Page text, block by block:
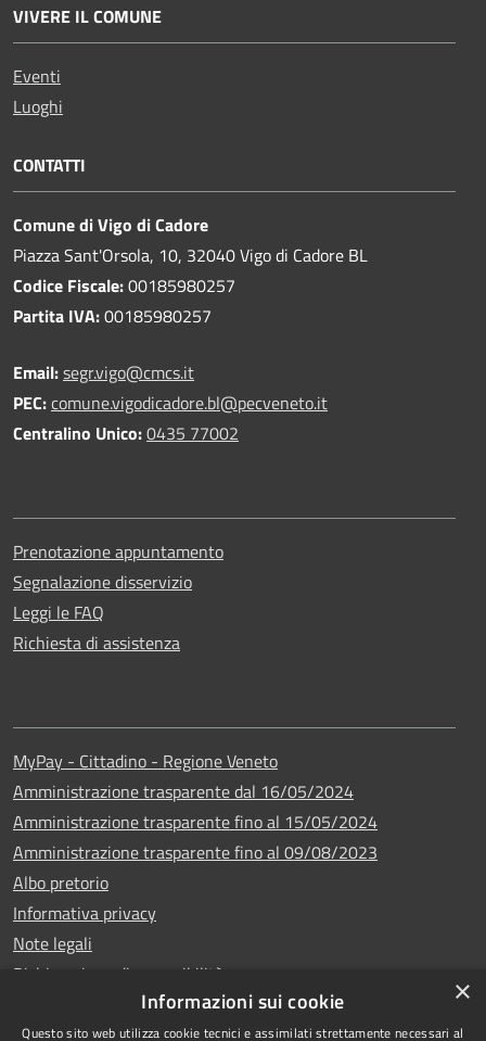
VIVERE IL COMUNE
Eventi
Luoghi
CONTATTI
Comune di Vigo di Cadore
Piazza Sant'Orsola, 10, 32040 Vigo di Cadore BL
Codice Fiscale:00185980257
Partita IVA:00185980257
Email:segr.vigo@cmcs.it
PEC:comune.vigodicadore.bl@pecveneto.it
Centralino Unico:0435 77002
Prenotazione appuntamento
Segnalazione disservizio
Leggi le FAQ
Richiesta di assistenza
MyPay - Cittadino - Regione Veneto
Amministrazione trasparente dal 16/05/2024
Amministrazione trasparente fino al 15/05/2024
Amministrazione trasparente fino al 09/08/2023
Albo pretorio
Informativa privacy
Note legali
Dichiarazione di accessibilità
×
Informazioni sui cookie
Questo sito web utilizza cookie tecnici e assimilati strettamente necessari al